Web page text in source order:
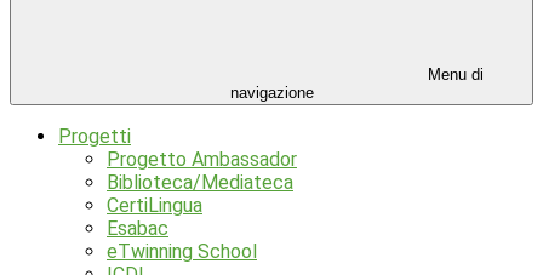
Menu di
navigazione
Progetti
Progetto Ambassador
Biblioteca/Mediateca
CertiLingua
Esabac
eTwinning School